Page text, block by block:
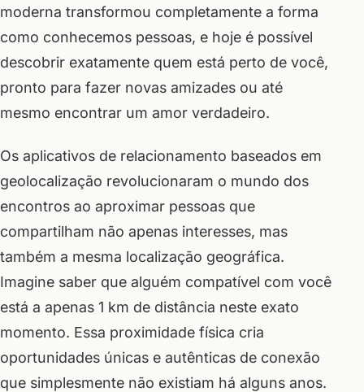
moderna transformou completamente a forma
como conhecemos pessoas, e hoje é possível
descobrir exatamente quem está perto de você,
pronto para fazer novas amizades ou até
mesmo encontrar um amor verdadeiro.
Os aplicativos de relacionamento baseados em
geolocalização revolucionaram o mundo dos
encontros ao aproximar pessoas que
compartilham não apenas interesses, mas
também a mesma localização geográfica.
Imagine saber que alguém compatível com você
está a apenas 1 km de distância neste exato
momento. Essa proximidade física cria
oportunidades únicas e autênticas de conexão
que simplesmente não existiam há alguns anos.